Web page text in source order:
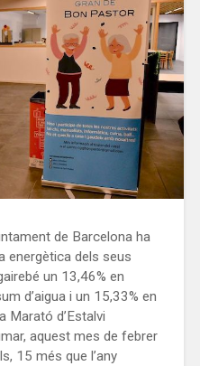
de Barcelona ha
energètica dels seus
un 13,46% en
d’aigua i un 15,33% en
Marató d’Estalvi
aquest mes de febrer
15 més que l’any